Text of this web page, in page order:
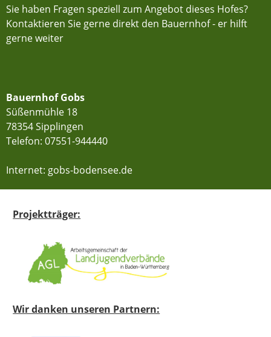
Sie haben Fragen speziell zum Angebot dieses Hofes?
Kontaktieren Sie gerne direkt den Bauernhof - er hilft
gerne weiter
Bauernhof Gobs
Süßenmühle 18
78354 Sipplingen
Telefon: 07551-944440
Internet: gobs-bodensee.de
Projektträger:
Wir danken unseren Partnern: